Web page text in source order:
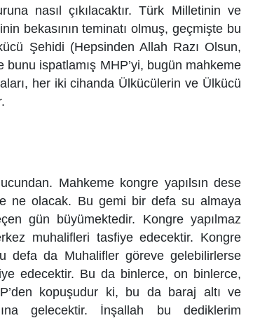
nasıl çıkılacaktır. Türk Milletinin ve
bekasının teminatı olmuş, geçmişte bu
Şehidi (Hepsinden Allah Razı Olsun,
bunu ispatlamış MHP’yi, bugün mahkeme
her iki cihanda Ülkücülerin ve Ülkücü
Mahkeme kongre yapılsın dese
ne olacak. Bu gemi bir defa su almaya
gün büyümektedir. Kongre yapılmaz
muhalifleri tasfiye edecektir. Kongre
defa da Muhalifler göreve gelebilirlerse
edecektir. Bu da binlerce, on binlerce,
kopuşudur ki, bu da baraj altı ve
gelecektir. İnşallah bu dediklerim